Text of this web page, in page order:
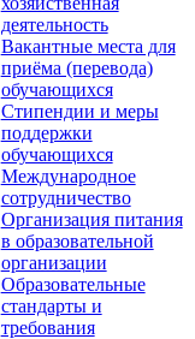
деятельность
Вакантные места для
приёма (перевода)
обучающихся
Стипендии и меры
поддержки
обучающихся
Международное
сотрудничество
Организация питания
в образовательной
организации
Образовательные
стандарты и
требования